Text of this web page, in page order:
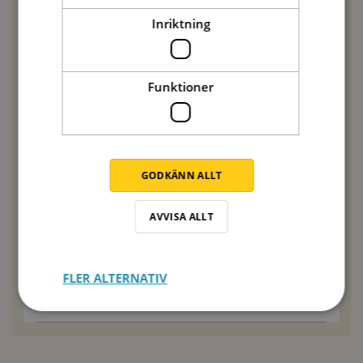
uppskattar blir allt svårare att hitta i butikshyllorna
i Råcksta under vinterhalvåret och i Åkersberga
under sommaren. Vad göra? Kan vi köpa en
förpackning om 12 eller 24 burkar direkt från er eller
hos någon grossist i närheten?
Tack för att du hörde av dig! Jag är osäker på
färdiglagad mat förutom pastasås. Kan det vara
Inriktning
Funktioner
GODKÄNN ALLT
AVVISA ALLT
FLER ALTERNATIV